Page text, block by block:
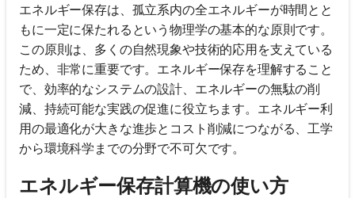
エネルギー保存は、孤立系内の全エネルギーが時間とと
もに一定に保たれるという物理学の基本的な原則です。
この原則は、多くの自然現象や技術的応用を支えている
ため、非常に重要です。エネルギー保存を理解すること
で、効率的なシステムの設計、エネルギーの無駄の削
減、持続可能な実践の促進に役立ちます。エネルギー利
用の最適化が大きな進歩とコスト削減につながる、工学
から環境科学までの分野で不可欠です。
エネルギー保存計算機の使い方